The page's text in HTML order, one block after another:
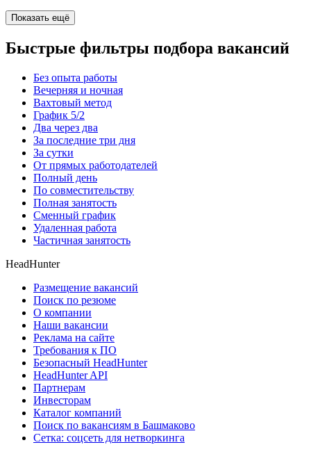
Показать ещё
Быстрые фильтры подбора вакансий
Без опыта работы
Вечерняя и ночная
Вахтовый метод
График 5/2
Два через два
За последние три дня
За сутки
От прямых работодателей
Полный день
По совместительству
Полная занятость
Сменный график
Удаленная работа
Частичная занятость
HeadHunter
Размещение вакансий
Поиск по резюме
О компании
Наши вакансии
Реклама на сайте
Требования к ПО
Безопасный HeadHunter
HeadHunter API
Партнерам
Инвесторам
Каталог компаний
Поиск по вакансиям в Башмаково
Сетка: соцсеть для нетворкинга